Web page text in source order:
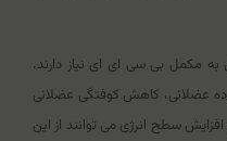
مکمل بی سی ای ای نیاز دارند.
عضلانی، کاهش کوفتگی عضلانی
سطح انرژی می توانند از این